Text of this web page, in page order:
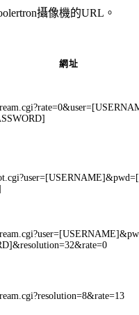
攝像機的URL。
網址